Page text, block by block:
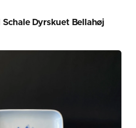
Schale Dyrskuet Bellahøj